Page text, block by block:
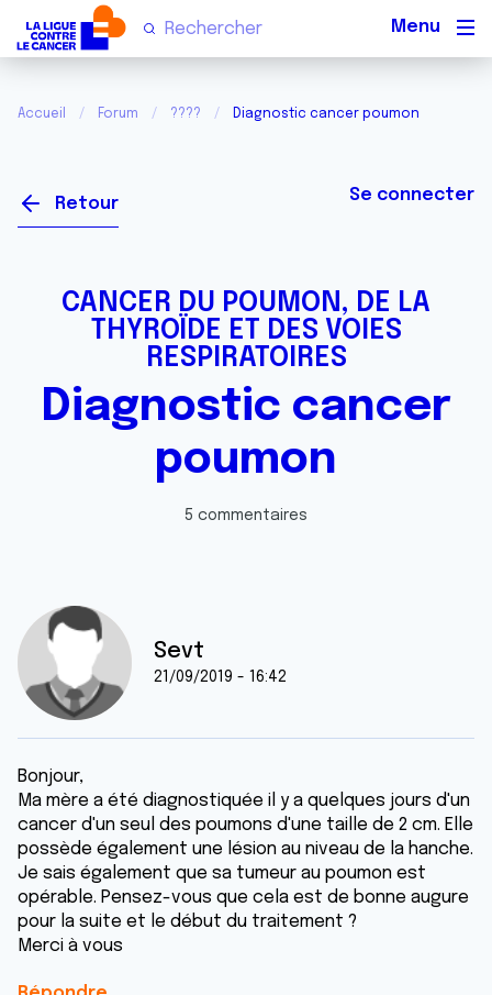
Accueil Forum ???? Diagnostic cancer poumon
Retour Se connecter
CANCER DU POUMON, DE LA
THYROÏDE ET DES VOIES
RESPIRATOIRES
Diagnostic cancer
poumon
5 commentaires
Sevt
21/09/2019 - 16:42
Bonjour,
Ma mère a été diagnostiquée il y a quelques jours d'un
cancer d'un seul des poumons d'une taille de 2 cm. Elle
possède également une lésion au niveau de la hanche.
Je sais également que sa tumeur au poumon est
opérable. Pensez-vous que cela est de bonne augure
pour la suite et le début du traitement ?
Merci à vous